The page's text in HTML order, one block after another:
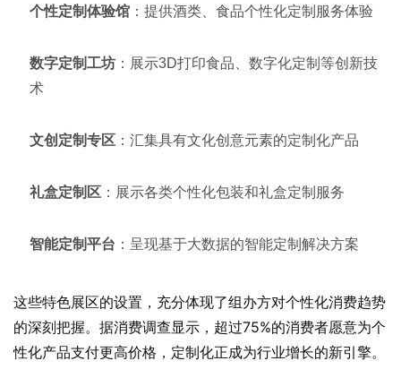
个性定制体验馆 ：提供酒类、食品个性化定制服务体验
数字定制工坊 ：展示3D打印食品、数字化定制等创新技
术
文创定制专区 ：汇集具有文化创意元素的定制化产品
礼盒定制区 ：展示各类个性化包装和礼盒定制服务
智能定制平台 ：呈现基于大数据的智能定制解决方案
这些特色展区的设置，充分体现了组办方对个性化消费趋势
的深刻把握。据消费调查显示，超过75%的消费者愿意为个
性化产品支付更高价格，定制化正成为行业增长的新引擎。